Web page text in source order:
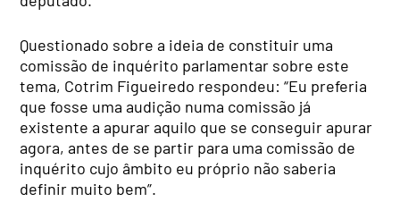
Questionado sobre a ideia de constituir uma
comissão de inquérito parlamentar sobre este
tema, Cotrim Figueiredo respondeu: “Eu preferia
que fosse uma audição numa comissão já
existente a apurar aquilo que se conseguir apurar
agora, antes de se partir para uma comissão de
inquérito cujo âmbito eu próprio não saberia
definir muito bem”.